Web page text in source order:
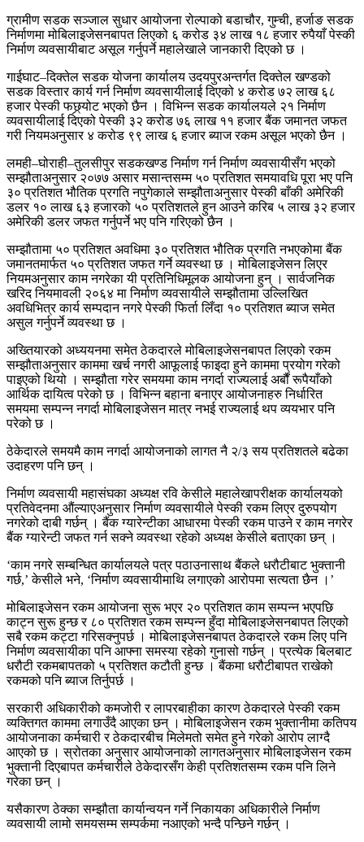
ग्रामीण सडक सञ्जाल सुधार आयोजना रोल्पाको बडाचौर, गुम्ची, हर्जाङ सडक
निर्माणमा मोबिलाइजेसनबापत लिएको ६ करोड ३४ लाख १८ हजार रुपैयाँ पेस्की
निर्माण व्यवसायीबाट असूल गर्नुपर्ने महालेखाले जानकारी दिएको छ ।
गाईघाट–दिक्तेल सडक योजना कार्यालय उदयपुरअन्तर्गत दिक्तेल खण्डको
सडक विस्तार कार्य गर्न निर्माण व्यवसायीलाई दिएको ४ करोड ७२ लाख ६८
हजार पेस्की फछ्र्योट भएको छैन । विभिन्न सडक कार्यालयले २१ निर्माण
व्यवसायीलाई दिएको पेस्की ३२ करोड ७६ लाख ११ हजार बैंक जमानत जफत
गरी नियमअनुसार ४ करोड ९९ लाख ६ हजार ब्याज रकम असूल भएको छैन ।
लमही–घोराही–तुलसीपुर सडकखण्ड निर्माण गर्न निर्माण व्यवसायीसँग भएको
सम्झौताअनुसार २०७७ असार मसान्तसम्म ५० प्रतिशत समयावधि पूरा भए पनि
३० प्रतिशत भौतिक प्रगति नपुगेकाले सम्झौताअनुसार पेस्की बाँकी अमेरिकी
डलर १० लाख ६३ हजारको ५० प्रतिशतले हुन आउने करिब ५ लाख ३२ हजार
अमेरिकी डलर जफत गर्नुपर्ने भए पनि गरिएको छैन ।
सम्झौतामा ५० प्रतिशत अवधिमा ३० प्रतिशत भौतिक प्रगति नभएकोमा बैंक
जमानतमार्फत ५० प्रतिशत जफत गर्ने व्यवस्था छ । मोबिलाइजेसन लिएर
नियमअनुसार काम नगरेका यी प्रतिनिधिमूलक आयोजना हुन् । सार्वजनिक
खरिद नियमावली २०६४ मा निर्माण व्यवसायीले सम्झौतामा उल्लिखित
अवधिभित्र कार्य सम्पदान नगरे पेस्की फिर्ता लिँदा १० प्रतिशत ब्याज समेत
असुल गर्नुपर्ने व्यवस्था छ ।
अख्तियारको अध्ययनमा समेत ठेकदारले मोबिलाइजेसनबापत लिएको रकम
सम्झौताअनुसार काममा खर्च नगरी आफूलाई फाइदा हुने काममा प्रयोग गरेको
पाइएको थियो । सम्झौता गरेर समयमा काम नगर्दा राज्यलाई अर्बौं रूपैयाँको
आर्थिक दायित्व परेको छ । विभिन्न बहाना बनाएर आयोजनाहरु निर्धारित
समयमा सम्पन्न नगर्दा मोबिलाइजेसन मात्र नभई राज्यलाई थप व्ययभार पनि
परेको छ ।
ठेकेदारले समयमै काम नगर्दा आयोजनाको लागत नै २/३ सय प्रतिशतले बढेका
उदाहरण पनि छन् ।
निर्माण व्यवसायी महासंघका अध्यक्ष रवि केसीले महालेखापरीक्षक कार्यालयको
प्रतिवेदनमा औंल्याएअनुसार निर्माण व्यवसायीले पेस्की रकम लिएर दुरुपयोग
नगरेको दाबी गर्छन् । बैंक ग्यारेन्टीका आधारमा पेस्की रकम पाउने र काम नगरेर
बैंक ग्यारेन्टी जफत गर्न सक्ने व्यवस्था रहेको अध्यक्ष केसीले बताएका छन् ।
‘काम नगरे सम्बन्धित कार्यालयले पत्र पठाउनासाथ बैंकले धरौटीबाट भुक्तानी
गर्छ,’ केसीले भने, ‘निर्माण व्यवसायीमाथि लगाएको आरोपमा सत्यता छैन ।’
मोबिलाइजेसन रकम आयोजना सुरू भएर २० प्रतिशत काम सम्पन्न भएपछि
काट्न सुरू हुन्छ र ८० प्रतिशत रकम सम्पन्न हुँदा मोबिलाइजेसनबापत लिएको
सबै रकम कट्टा गरिसक्नुपर्छ । मोबिलाइजेसनबापत ठेकदारले रकम लिए पनि
निर्माण व्यवसायीका पनि आफ्ना समस्या रहेको गुनासो गर्छन् । प्रत्येक बिलबाट
धरौटी रकमबापतको ५ प्रतिशत कटौती हुन्छ । बैंकमा धरौटीबापत राखेको
रकमको पनि ब्याज तिर्नुपर्छ ।
सरकारी अधिकारीको कमजोरी र लापरबाहीका कारण ठेकदारले पेस्की रकम
व्यक्तिगत काममा लगाउँदै आएका छन् । मोबिलाइजेसन रकम भुक्तानीमा कतिपय
आयोजनाका कर्मचारी र ठेकदारबीच मिलेमतो समेत हुने गरेको आरोप लाग्दै
आएको छ । स्रोतका अनुसार आयोजनाको लागतअनुसार मोबिलाइजेसन रकम
भुक्तानी दिएबापत कर्मचारीले ठेकेदारसँग केही प्रतिशतसम्म रकम पनि लिने
गरेका छन् ।
यसैकारण ठेक्का सम्झौता कार्यान्वयन गर्ने निकायका अधिकारीले निर्माण
व्यवसायी लामो समयसम्म सम्पर्कमा नआएको भन्दै पन्छिने गर्छन् ।